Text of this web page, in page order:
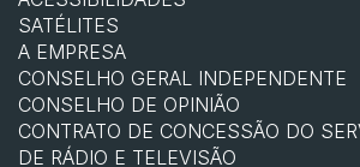
SATÉLITES
A EMPRESA
CONSELHO GERAL INDEPENDENTE
CONSELHO DE OPINIÃO
CONTRATO DE CONCESSÃO DO
DE RÁDIO E TELEVISÃO